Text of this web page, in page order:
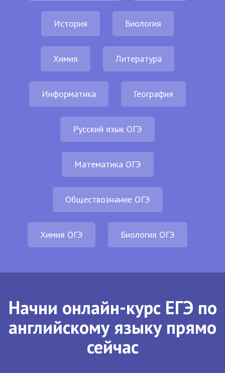
История Биология
Химия Литература
Информатика География
Русский язык ОГЭ
Математика ОГЭ
Обществознание ОГЭ
Химия ОГЭ Биология ОГЭ
Начни онлайн-курс ЕГЭ по
английскому языку прямо
сейчас